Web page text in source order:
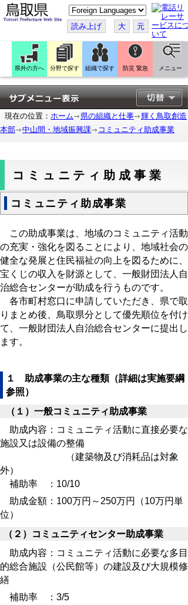
こ
の
ペ
ー
ジ
翻
訳
す
る
読み上げ 大 元
県外の方へ 分野で探す 組織で探す 防災 緊急 メニュー
現在の位置： ホーム 県の組織と仕事
輝く鳥取創造
本部
中山間・地域振興課 コミュニティ助成事業
コミュニティ助成事業
コミュニティ助成事業
この助成事業は、地域のコミュニティ活動
の充実・強化を図ることにより、地域社会の
健全な発展と住民福祉の向上を図るために、
宝くじの収入を財源として、一般財団法人自
治総合センターが助成を行うものです。
各市町村窓口に申請していただき、県で取
りまとめ後、鳥取県分として優先順位を付け
て、一般財団法人自治総合センターに提出し
ます。
１ 助成事業の主な種類（詳細は実施要綱
参照）
（１）一般コミュニティ助成事業
助成内容：コミュニティ活動に直接必要な
施設又は設備の整備
（建築物及び消耗品は対象
外）
補助率 ：10/10
助成金額：100万円～250万円（10万円単
位）
（２）コミュニティセンター助成事業
助成内容：コミュニティ活動に必要な多目
的総合施設（公民館等）の建設及び大規模修
繕
補助率 ：3/5